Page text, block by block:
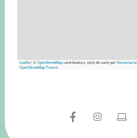
Leaflet|©OpenStreetMapcontributeurs, style de carte par
OpenStreetMap France